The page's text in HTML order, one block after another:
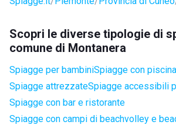
Scopri le diverse tipologie di
comune di Montanera
Spiagge per bambiniSpiagge con
Spiagge attrezzateSpiagge accessibili
Spiagge con bar e ristorante
Spiagge con campi di beachvolley e